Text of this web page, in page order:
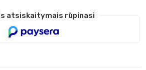
atsiskaitymais rūpinasi